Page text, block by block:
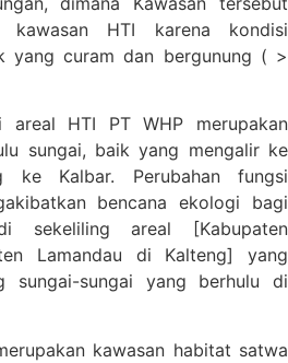
HTI karena kondisi
yang curam dan bergunung ( >
areal HTI PT WHP merupakan
sungai, baik yang mengalir ke
ke Kalbar. Perubahan fungsi
bencana ekologi bagi
sekeliling areal [Kabupaten
Lamandau di Kalteng] yang
sungai-sungai yang berhulu di
kawasan habitat satwa